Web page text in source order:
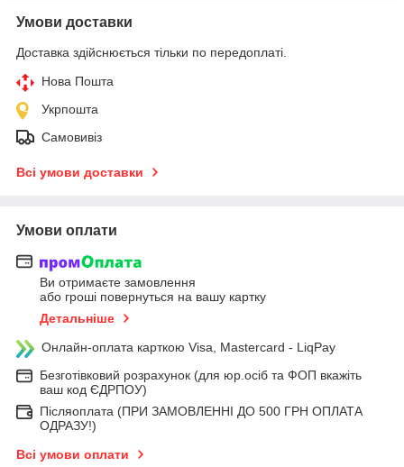
Умови доставки
Доставка здійснюється тільки по передоплаті.
Нова Пошта
Укрпошта
Самовивіз
Всі умови доставки
Умови оплати
Ви отримаєте замовлення
або гроші повернуться на вашу картку
Детальніше
Онлайн-оплата карткою Visa, Mastercard - LiqPay
Безготівковий розрахунок (для юр.осіб та ФОП вкажіть
ваш код ЄДРПОУ)
Післяоплата (ПРИ ЗАМОВЛЕННІ ДО 500 ГРН ОПЛАТА
ОДРАЗУ!)
Всі умови оплати